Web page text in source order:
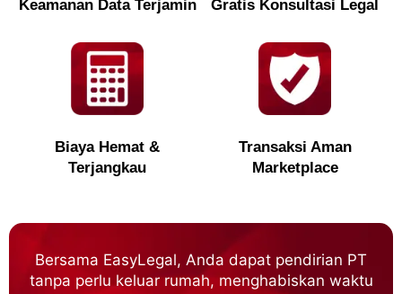
Keamanan Data Terjamin Gratis Konsultasi Legal
Biaya Hemat &
Terjangkau
Transaksi Aman
Marketplace
Bersama EasyLegal, Anda dapat pendirian PT
tanpa perlu keluar rumah, menghabiskan waktu